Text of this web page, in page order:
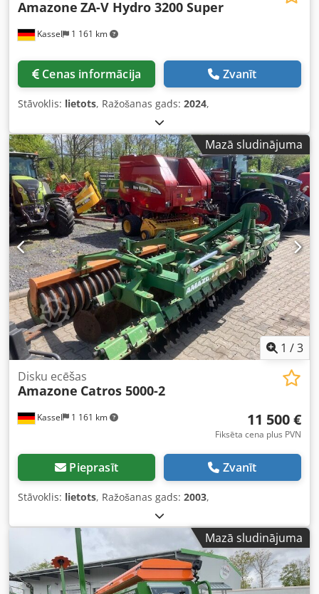
Kassel 1 161 km
Amazone ZA-V Hydro 3200 Super
Cenas informācija Zvanīt
Stāvoklis: lietots, Ražošanas gads: 2024,
Mazā sludinājuma
1 /3
Kassel 1 161 km
Disku ecēšas
Amazone Catros 5000-2
11 500 €
Fiksēta cena plus PVN
Pieprasīt Zvanīt
Stāvoklis: lietots, Ražošanas gads: 2003,
Mazā sludinājuma